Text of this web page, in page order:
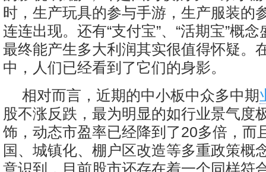
时，生产玩具的参与手游，生产服装的
连连出现。还有“支付宝”、“活期宝”概
最终能产生多大利润其实很值得怀疑。
中，人们已经看到了它们的身影。
相对而言，近期的中小板中众多中期
股不涨反跌，最为明显的如行业景气度
饰，动态市盈率已经降到了20多倍，而
国、城镇化、棚户区改造等多重政策概
意识到，目前股市还存在着一个同样符